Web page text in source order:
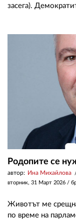
засега).
Родопите се
автор: Ина Михайлова
вторник, 31 Март 2026 /
Животът ме
по време на